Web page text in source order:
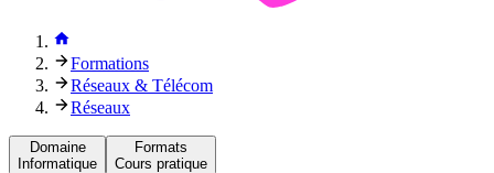
Formations
Réseaux & Télécom
Réseaux
Domaine
Informatique
Formats
Cours pratique